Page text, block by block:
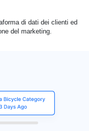
di dati dei clienti ed
del marketing.